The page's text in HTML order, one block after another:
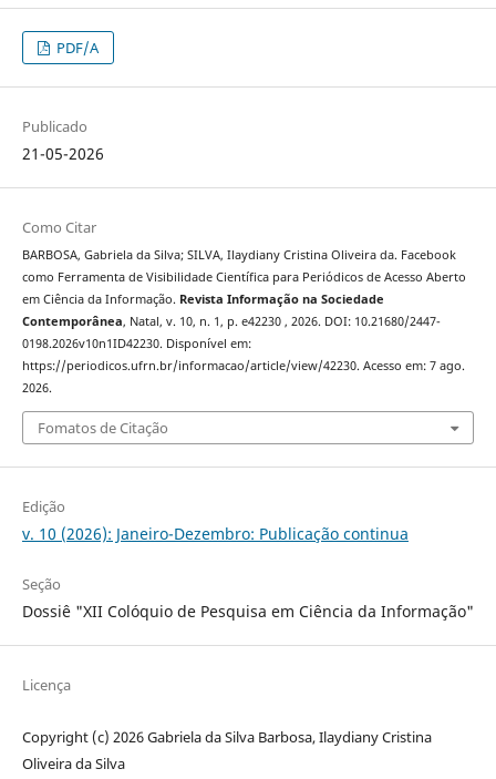
PDF/A
Publicado
21-05-2026
Como Citar
BARBOSA, Gabriela da Silva; SILVA, Ilaydiany Cristina Oliveira da. Facebook
como Ferramenta de Visibilidade Científica para Periódicos de Acesso Aberto
em Ciência da Informação. Revista Informação na Sociedade
Contemporânea, Natal, v. 10, n. 1, p. e42230 , 2026. DOI: 10.21680/2447-
0198.2026v10n1ID42230. Disponível em:
https://periodicos.ufrn.br/informacao/article/view/42230. Acesso em: 7 ago.
2026.
Fomatos de Citação
Edição
v. 10 (2026): Janeiro-Dezembro: Publicação continua
Seção
Dossiê "XII Colóquio de Pesquisa em Ciência da Informação"
Licença
Copyright (c) 2026 Gabriela da Silva Barbosa, Ilaydiany Cristina
Oliveira da Silva